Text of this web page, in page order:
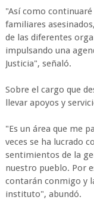
"Así como
familiares
de las diferentes
impulsando una
Justicia", señaló.
Sobre el cargo que
llevar apoyos y
"Es un área que me
veces se ha lucrado
sentimientos de la
nuestro pueblo. Por
contarán conmigo y
instituto", abundó.